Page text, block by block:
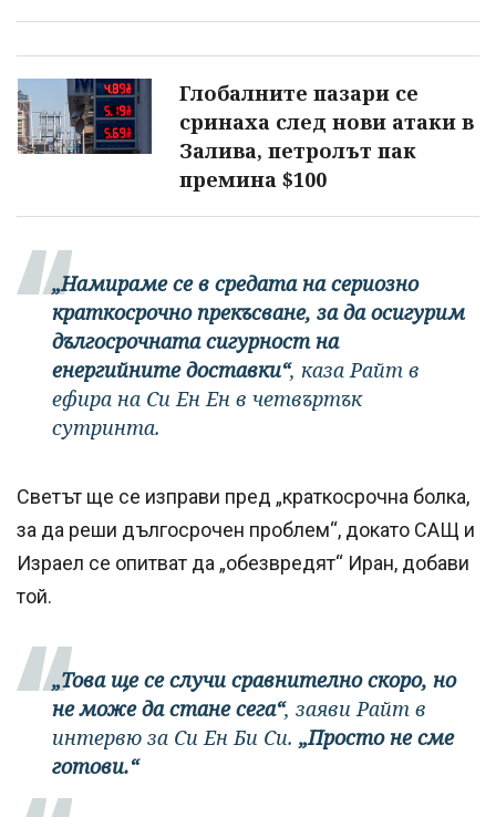
Глобалните пазари се
сринаха след нови атаки в
Залива, петролът пак
премина $100
„Намираме се в средата на сериозно
краткосрочно прекъсване, за да осигурим
дългосрочната сигурност на
енергийните доставки“, каза Райт в
ефира на Си Ен Ен в четвъртък
сутринта.
Светът ще се изправи пред „краткосрочна болка,
за да реши дългосрочен проблем“, докато САЩ и
Израел се опитват да „обезвредят“ Иран, добави
той.
„Това ще се случи сравнително скоро, но
не може да стане сега“, заяви Райт в
интервю за Си Ен Би Си. „Просто не сме
готови.“